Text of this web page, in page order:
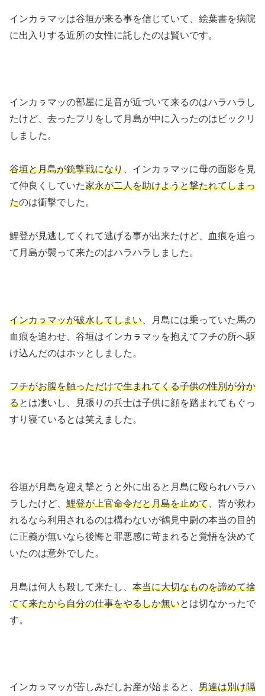
インカㇻマッは谷垣が来る事を信じていて、絵葉書を病院
に出入りする近所の女性に託したのは賢いです。
インカㇻマッの部屋に足音が近づいて来るのはハラハラし
たけど、去ったフリをして月島が中に入ったのはビックリ
しました。
谷垣と月島が銃撃戦になり 、インカㇻマッに母の面影を見
て仲良くしていた家永が二人を助けようと撃たれてしまっ
たのは衝撃でした。
鯉登が見逃してくれて逃げる事が出来たけど、血痕を追っ
て月島が襲って来たのはハラハラしました。
インカㇻマッが破水してしまい 、月島には乗っていた馬の
血痕を追わせ、谷垣はインカㇻマッを抱えてフチの所へ駆
け込んだのはホッとしました。
フチがお腹を触っただけで生まれてくる子供の性別が分か
るとは凄いし、見張りの兵士は子供に顔を踏まれてもぐっ
すり寝ているとは笑えました。
谷垣が月島を迎え撃とうと外に出ると月島に殴られハラハ
ラしたけど、 鯉登が上官命令だと月島を止めて 、皆が救わ
れるなら利用されるのは構わないが鶴見中尉の本当の目的
に正義が無いなら後悔と罪悪感に苛まれると覚悟を決めて
いたのは意外でした。
月島は何人も殺して来たし、 本当に大切なものを諦めて捨
てて来たから自分の仕事をやるしか無いとは切なかったで
す。
インカㇻマッが苦しみだしお産が始まると、 男達は別け隔